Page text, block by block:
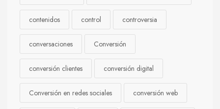
contenidos control controversia
conversaciones Conversión
conversión clientes conversión digital
Conversión en redes sociales conversión web